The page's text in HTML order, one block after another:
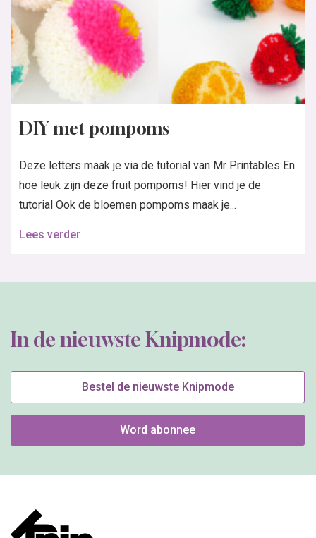
DIY met pompoms
Deze letters maak je via de tutorial van Mr Printables En
hoe leuk zijn deze fruit pompoms! Hier vind je de
tutorial Ook de bloemen pompoms maak je...
Lees verder
In de nieuwste Knipmode:
Bestel de nieuwste Knipmode
Word abonnee